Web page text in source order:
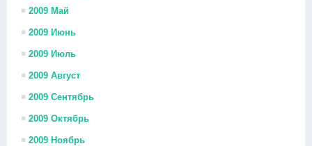
2009 Май
2009 Июнь
2009 Июль
2009 Август
2009 Сентябрь
2009 Октябрь
2009 Ноябрь